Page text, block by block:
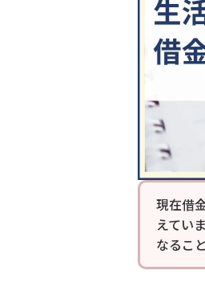
現在借
えてい
なるこ